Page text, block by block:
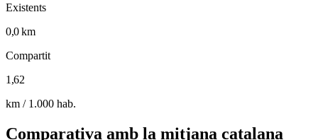
Existents
0,0 km
Compartit
1,62
km / 1.000 hab.
Comparativa amb la mitjana catalana